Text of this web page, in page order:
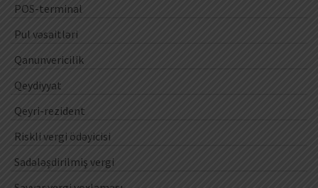
POS-terminal
Pul vəsaitləri
Qanunvericilik
Qeydiyyat
Qeyri-rezident
Riskli vergi ödəyicisi
Sadələşdirilmiş vergi